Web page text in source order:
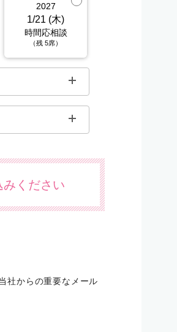
2027
1/21 (木)
時間応相談
（残 5席）
ください
社からの重要なメール